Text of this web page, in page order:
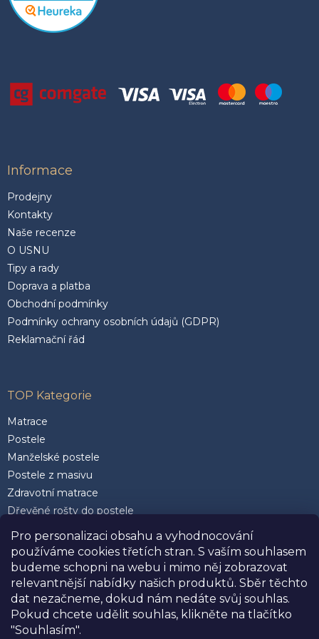
Pro personalizaci obsahu a vyhodnocování
používáme cookies třetích stran. S vaším souhlasem
budeme schopni na webu i mimo něj zobrazovat
relevantnější nabídky našich produktů. Sběr těchto
dat nezačneme, dokud nám nedáte svůj souhlas.
Pokud chcete udělit souhlas, klikněte na tlačítko
"Souhlasím".
Informace
Prodejny
Kontakty
Naše recenze
O USNU
Tipy a rady
Doprava a platba
Obchodní podmínky
Podmínky ochrany osobních údajů (GDPR)
Reklamační řád
TOP Kategorie
Matrace
Postele
Manželské postele
Postele z masivu
Zdravotní matrace
Dřevěné rošty do postele
Postele 200 x 200 cm
Matrace 90 x 200 cm
Rozkládací postele
Kvalitní polštáře